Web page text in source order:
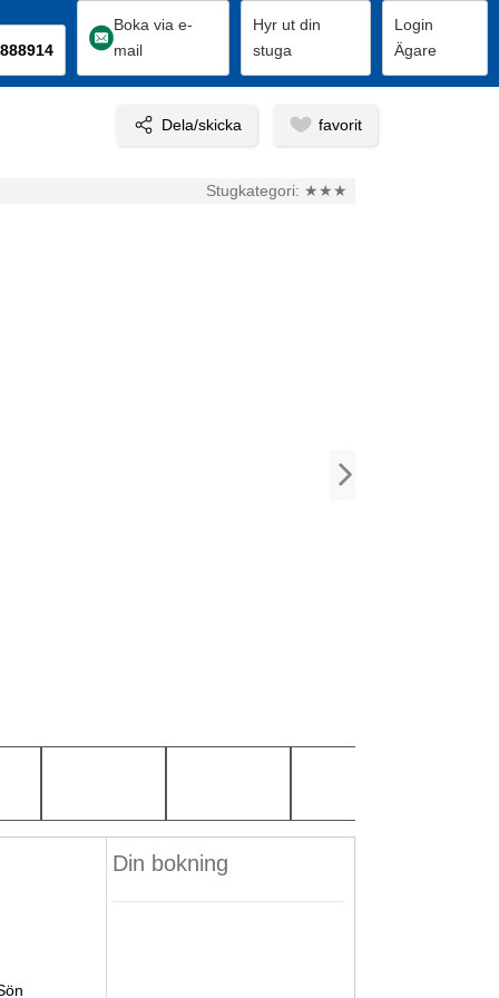
Boka via e-
mail
Hyr ut din
stuga
Login
Ägare
Stugkategori: ★★★
Din bokning